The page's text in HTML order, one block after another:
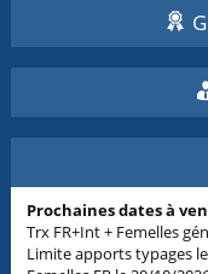
Prochaines dates à
Trx FR+Int + Femelles
Limite apports typages